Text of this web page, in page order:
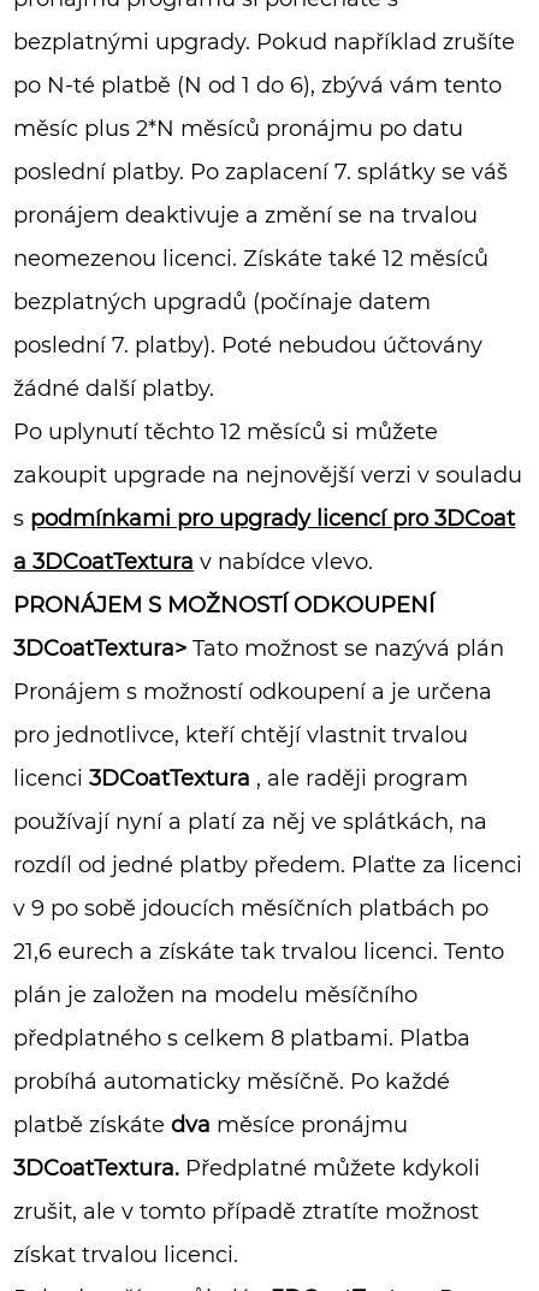
bezplatnými upgrady. Pokud například zrušíte
po N-té platbě (N od 1 do 6), zbývá vám tento
měsíc plus 2*N měsíců pronájmu po datu
poslední platby. Po zaplacení 7. splátky se váš
pronájem deaktivuje a změní se na trvalou
neomezenou licenci. Získáte také 12 měsíců
bezplatných upgradů (počínaje datem
poslední 7. platby). Poté nebudou účtovány
žádné další platby.
Po uplynutí těchto 12 měsíců si můžete
zakoupit upgrade na nejnovější verzi v souladu
s podmínkami pro upgrady licencí pro 3DCoat
a 3DCoatTextura v nabídce vlevo.
PRONÁJEM S MOŽNOSTÍ ODKOUPENÍ
3DCoatTextura> Tato možnost se nazývá plán
Pronájem s možností odkoupení a je určena
pro jednotlivce, kteří chtějí vlastnit trvalou
licenci3DCoatTextura , ale raději program
používají nyní a platí za něj ve splátkách, na
rozdíl od jedné platby předem. Plaťte za licenci
v 9 po sobě jdoucích měsíčních platbách po
21,6 eurech a získáte tak trvalou licenci. Tento
plán je založen na modelu měsíčního
předplatného s celkem 8 platbami. Platba
probíhá automaticky měsíčně. Po každé
platbě získátedva měsíce pronájmu
3DCoatTextura. Předplatné můžete kdykoli
zrušit, ale v tomto případě ztratíte možnost
získat trvalou licenci.